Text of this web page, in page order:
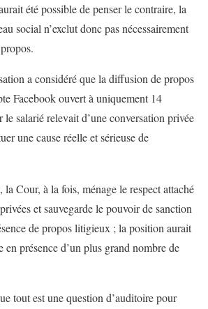
été possible de penser le contraire, la
social n’exclut donc pas nécessairement
a considéré que la diffusion de propos
Facebook ouvert à uniquement 14
le salarié relevait d’une conversation privée
une cause réelle et sérieuse de
Cour, à la fois, ménage le respect attaché
et sauvegarde le pouvoir de sanction
de propos litigieux ; la position aurait
présence d’un plus grand nombre de
tout est une question d’auditoire pour